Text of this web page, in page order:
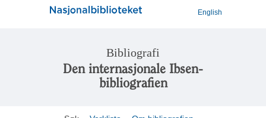
English
Bibliografi
Den internasjonale Ibsen-
bibliografien